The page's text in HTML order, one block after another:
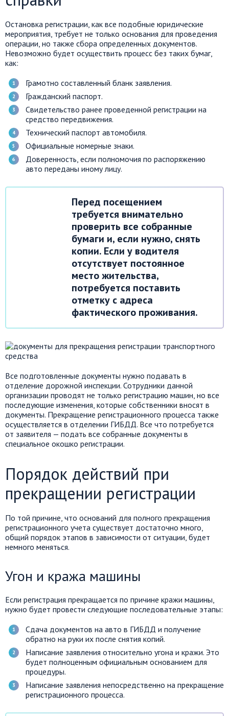
Остановка регистрации, как все подобные юридические
мероприятия, требует не только основания для проведения
операции, но также сбора определенных документов.
Невозможно будет осуществить процесс без таких бумаг,
как:
Грамотно составленный бланк заявления.
Гражданский паспорт.
Свидетельство ранее проведенной регистрации на
средство передвижения.
Технический паспорт автомобиля.
Официальные номерные знаки.
Доверенность, если полномочия по распоряжению
авто переданы иному лицу.
Перед посещением
требуется внимательно
проверить все собранные
бумаги и, если нужно, снять
копии. Если у водителя
отсутствует постоянное
место жительства,
потребуется поставить
отметку с адреса
фактического проживания.
Все подготовленные документы нужно подавать в
отделение дорожной инспекции. Сотрудники данной
организации проводят не только регистрацию машин, но все
последующие изменения, которые собственники вносят в
документы. Прекращение регистрационного процесса также
осуществляется в отделении ГИБДД. Все что потребуется
от заявителя — подать все собранные документы в
специальное окошко регистрации.
Порядок действий при
прекращении регистрации
По той причине, что оснований для полного прекращения
регистрационного учета существует достаточно много,
общий порядок этапов в зависимости от ситуации, будет
немного меняться.
Угон и кража машины
Если регистрация прекращается по причине кражи машины,
нужно будет провести следующие последовательные этапы:
Сдача документов на авто в ГИБДД и получение
обратно на руки их после снятия копий.
Написание заявления относительно угона и кражи. Это
будет полноценным официальным основанием для
процедуры.
Написание заявления непосредственно на прекращение
регистрационного процесса.